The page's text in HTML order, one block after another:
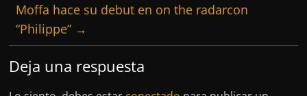
Moffa hace su debut en on the radarcon
“Philippe” →
Deja una respuesta